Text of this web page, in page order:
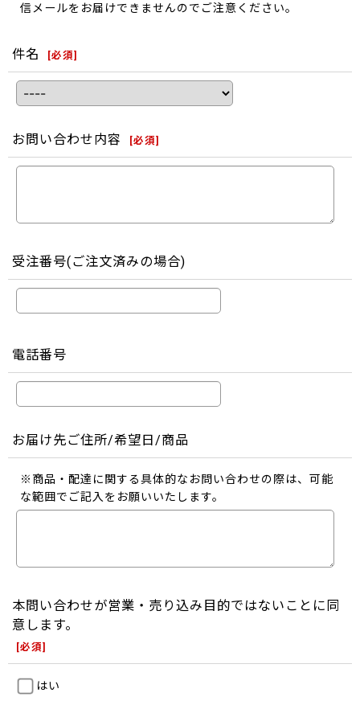
信メールをお届けできませんのでご注意ください。
件名 [必須]
お問い合わせ内容 [必須]
受注番号(ご注文済みの場合)
電話番号
お届け先ご住所/希望日/商品
※商品・配達に関する具体的なお問い合わせの際は、可能
な範囲でご記入をお願いいたします。
本問い合わせが営業・売り込み目的ではないことに同
意します。
[必須]
はい